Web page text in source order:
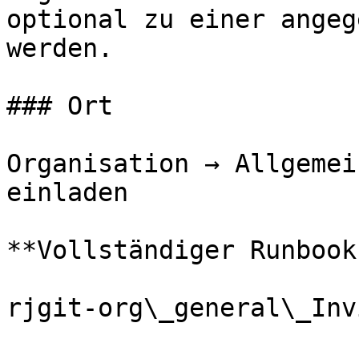
optional zu einer
werden.
### Ort
Organisation →
einladen
**Vollständiger
rjgit-